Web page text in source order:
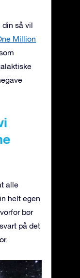
din så vil
Million
alle
helt egen
bør
på det